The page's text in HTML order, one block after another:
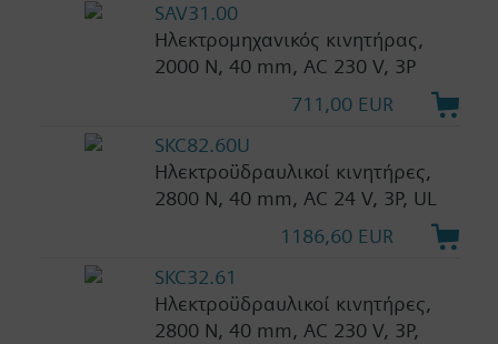
SAV31.00
Ηλεκτρομηχανικός κινητήρας,
2000 N, 40 mm, AC 230 V, 3P
711,00 EUR
SKC82.60U
Ηλεκτροϋδραυλικοί κινητήρες,
2800 N, 40 mm, AC 24 V, 3P, UL
1186,60 EUR
SKC32.61
Ηλεκτροϋδραυλικοί κινητήρες,
2800 N, 40 mm, AC 230 V, 3P,